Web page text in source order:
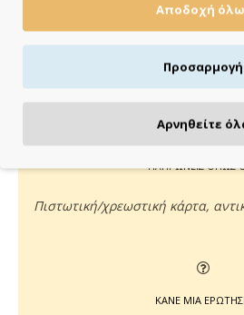
ΠΑΡΑΔΙΔΟΥΜΕ
ημέρες
ΠΛΗΡΩΝΕΙΣ ΟΠΩΣ
Πιστωτική/χρεωστική κάρτα,
ΚΑΝΕ ΜΙΑ
Αποδοχή
Προσαρμογή
Αρνηθείτε